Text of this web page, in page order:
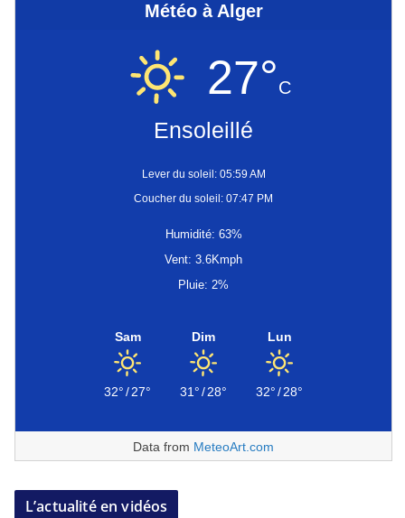
Météo à Alger
27°C
Ensoleillé
Lever du soleil: 05:59 AM
Coucher du soleil: 07:47 PM
Humidité: 63%
Vent: 3.6Kmph
Pluie: 2%
Sam
32°/27°
Dim
31°/28°
Lun
32°/28°
Data from MeteoArt.com
L’actualité en vidéos